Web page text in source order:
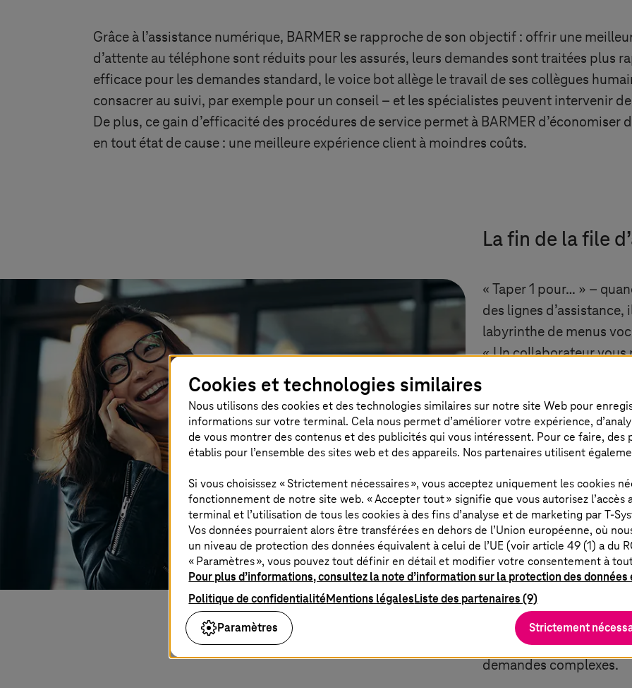
Grâce à l’assistance numérique, BARMER se rapproche de son objectif : offrir une
d’attente au téléphone sont réduits pour les assurés, leurs demandes sont traitées plus
efficace pour les demandes standard, le voice bot allège le travail de ses collègues
consacrer au suivi, par exemple pour un conseil – et les spécialistes peuvent intervenir
De plus, ce gain d’efficacité des procédures de service permet à BARMER
en tout état de cause : une meilleure expérience client à moindres coûts.
La fin de la file
« Taper 1 pour… » –
des lignes
labyrinthe de menus
« Un collaborateur
les centres d’appels
préprogrammés. Bien
son service, BARMER a
procédures de service
plus facilement
demandes des clients
collaborateurs aux
La solution existante
système UCC ou d’un
BARMER voulait aller
hautement efficace et
d’attente, traitement
temps consacré à des
demandes complexes.
Cookies et technologies similaires
Nous utilisons des cookies et des technologies similaires sur notre site Web pour
informations sur votre terminal. Cela nous permet d’améliorer votre expérience,
de vous montrer des contenus et des publicités qui vous intéressent. Pour ce faire, des
établis pour l’ensemble des sites web et des appareils. Nos partenaires utilisent
Si vous choisissez « Strictement nécessaires », vous acceptez uniquement les cookies
fonctionnement de notre site web. « Accepter tout » signifie que vous autorisez l’accès
terminal et l’utilisation de tous les cookies à des fins d’analyse et de marketing parT-
Vos données pourraient alors être transférées en dehors de l’Union européenne, où
un niveau de protection des données équivalent à celui de l’UE (voir article 49 (1) a du
« Paramètres », vous pouvez tout définir en détail et modifier votre consentement à
Pour plus d’informations, consultez la note d’information sur la protection des
Politique de confidentialitéMentions légalesListe des partenaires (9)
Paramètres
Strictement